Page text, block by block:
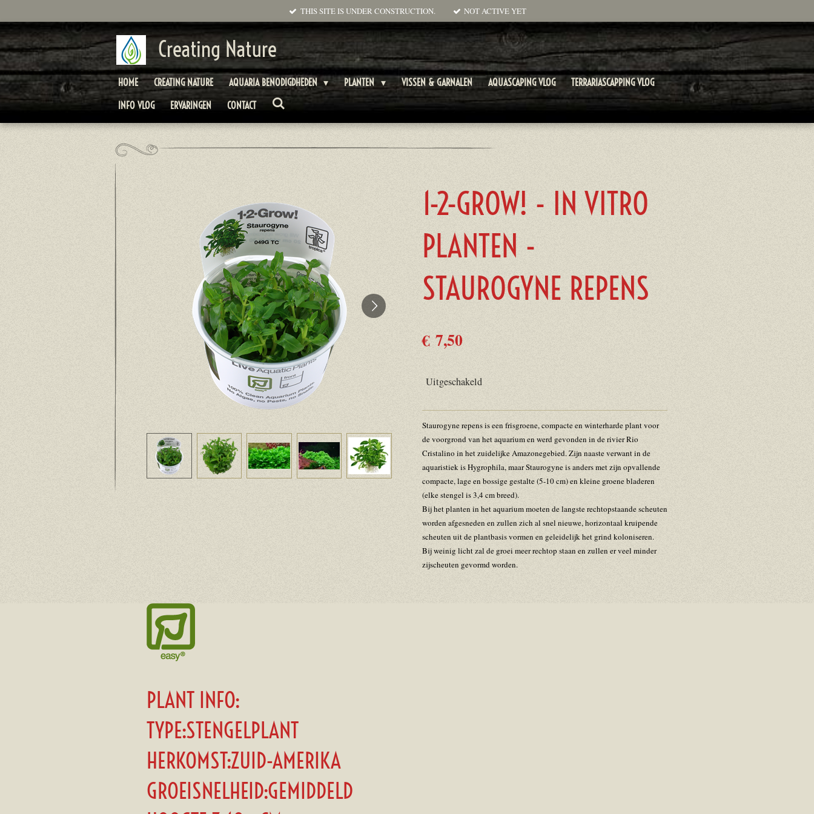
naar
de
hoofdinhoud
THIS SITE IS UNDER CONSTRUCTION. NOT ACTIVE YET
Creating Nature
HOME CREATING NATURE AQUARIA BENODIGDHEDEN PLANTEN VISSEN & GARNALEN AQUASCAPING VLOG
TERRARIASCAPPING VLOG
INFO VLOG
ERVARINGEN CONTACT
1-2-GROW! - IN VITRO
PLANTEN -
STAUROGYNE REPENS
€ 7,50
Uitgeschakeld
Staurogyne repens is een frisgroene, compacte en winterharde plant voor
de voorgrond van het aquarium en werd gevonden in de rivier Rio
Cristalino in het zuidelijke Amazonegebied. Zijn naaste verwant in de
aquaristiek is Hygrophila, maar Staurogyne is anders met zijn opvallende
compacte, lage en bossige gestalte (5-10 cm) en kleine groene bladeren
(elke stengel is 3,4 cm breed).
Bij het planten in het aquarium moeten de langste rechtopstaande scheuten
worden afgesneden en zullen zich al snel nieuwe, horizontaal kruipende
scheuten uit de plantbasis vormen en geleidelijk het grind koloniseren.
Bij weinig licht zal de groei meer rechtop staan en zullen er veel minder
zijscheuten gevormd worden.
PLANT INFO:
TYPE:STENGELPLANT
HERKOMST:ZUID-AMERIKA
GROEISNELHEID:GEMIDDELD